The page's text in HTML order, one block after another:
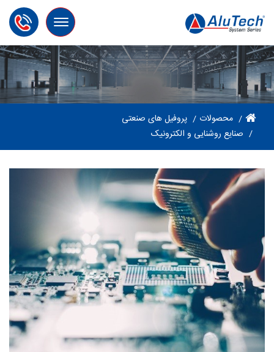
Toggle
navigation
محصولات
پروفیل های صنعتی
صنایع روشنایی و الکترونیک